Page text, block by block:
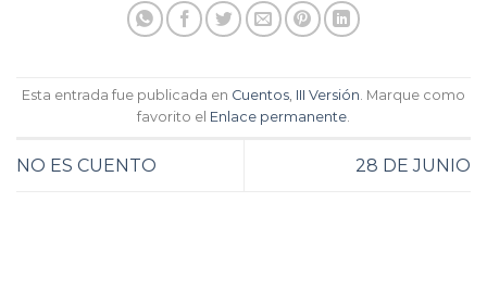
Esta entrada fue publicada en Cuentos, III Versión. Marque como
favorito el Enlace permanente.
NO ES CUENTO 28 DE JUNIO